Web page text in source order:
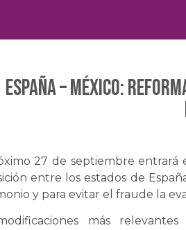
ESPAÑA – MÉXICO:
27 de septiembre entrará
entre los estados de
y para evitar el fraude la
más